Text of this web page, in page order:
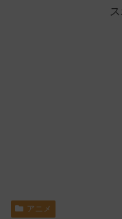
アニメ